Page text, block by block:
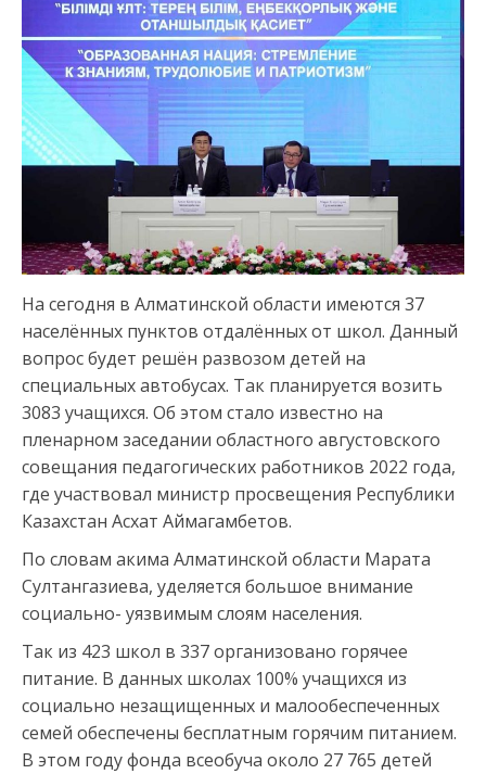
На сегодня в Алматинской области имеются 37
населённых пунктов отдалённых от школ. Данный
вопрос будет решён развозом детей на
специальных автобусах. Так планируется возить
3083 учащихся. Об этом стало известно на
пленарном заседании областного августовского
совещания педагогических работников 2022 года,
где участвовал министр просвещения Республики
Казахстан Асхат Аймагамбетов.
По словам акима Алматинской области Марата
Султангазиева, уделяется большое внимание
социально- уязвимым слоям населения.
Так из 423 школ в 337 организовано горячее
питание. В данных школах 100% учащихся из
социально незащищенных и малообеспеченных
семей обеспечены бесплатным горячим питанием.
В этом году фонда всеобуча около 27 765 детей